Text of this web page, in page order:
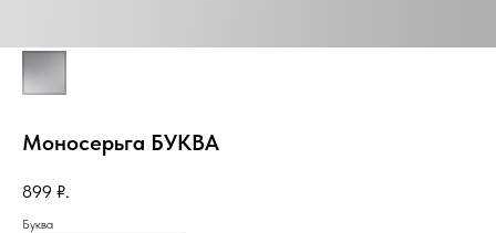
Моносерьга БУКВА
899 ₽.
Буква